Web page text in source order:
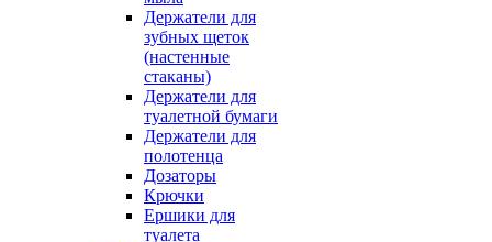
Держатели для
зубных щеток
(настенные
стаканы)
Держатели для
туалетной бумаги
Держатели для
полотенца
Дозаторы
Крючки
Ершики для
туалета